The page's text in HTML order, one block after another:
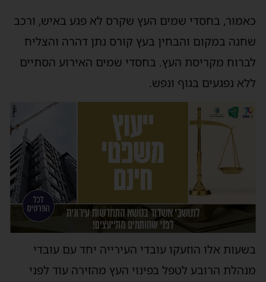
כאמור, בחסדי שמים העץ שקרס לא פגע באיש, ורכב
שחנה במקום והבחין בעץ קורס נתן דהרה והצליח
לברוח מקריסת העץ. בחסדי שמים האירוע הסתיים
ללא נפגעים בגוף ונפש.
בשעות אלו הוזעקו עובדי העירייה יחד עם עובדי
מנהלת הרובע לטפל בפינוי העץ מהזירה עוד לפני